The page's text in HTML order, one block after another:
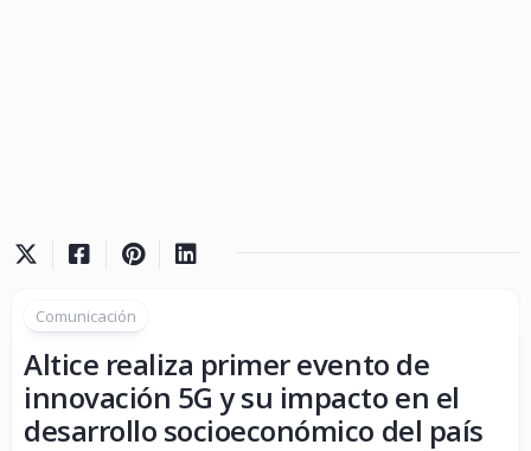
Comunicación
Altice realiza primer evento de
innovación 5G y su impacto en el
desarrollo socioeconómico del país